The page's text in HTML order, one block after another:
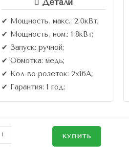
✔ Мощность, макс.: 2,0кВт;
✔ Мощность, ном.: 1,8кВт;
✔ Запуск: ручной;
✔ Обмотка: медь;
✔ Кол-во розеток: 2х16A;
✔ Гарантия: 1 год;
КУПИТЬ